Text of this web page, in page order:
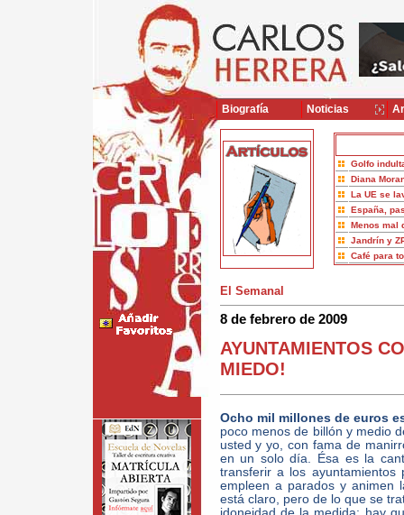
Golfo
Diana
La UE se
España,
Menos mal
Jandrín y
Café para
El Semanal
8 de febrero de 2009
AYUNTAMIENTOS
MIEDO!
Ocho mil millones de euros
poco menos de billón y medio
usted y yo, con fama de
en un solo día. Ésa es la
transferir a los
empleen a parados y animen
está claro, pero de lo que se
Biografía Noticias